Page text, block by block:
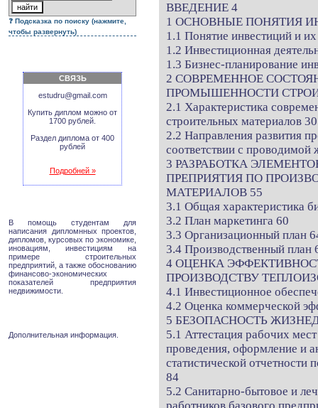
Подсказка по поиску (нажмите,
чтобы развернуть)
СВЯЗЬ
estudru@gmail.com
Купить диплом можно от
1700 рублей.
Раздел диплома от 400
рублей
Подробней »
В помощь студентам для
написания дипломнных проектов,
дипломов, курсовых по экономике,
иновациям, инвестициям на
примере строительных
предприятий, а также обоснованию
финансово-экономических
показателей предприятия
недвижимости.
Дополнительная информация.
ВВЕДЕНИЕ 4
1 ОСНОВНЫЕ ПОНЯТИЯ
1.1 Понятие инвестиций и
1.2 Инвестиционная
1.3 Бизнес-планирование
2 СОВРЕМЕННОЕ
ПРОМЫШЕННОСТИ
2.1 Характеристика
строительных материалов 30
2.2 Направления развития
соответствии с
3 РАЗРАБОТКА
ПРЕПРИЯТИЯ ПО
МАТЕРИАЛОВ 55
3.1 Общая характеристика
3.2 План маркетинга 60
3.3 Организационный план
3.4 Производственный план
4 ОЦЕНКА
ПРОИЗВОДСТВУ
4.1 Инвестиционное
4.2 Оценка коммерческой
5 БЕЗОПАСНОСТЬ
5.1 Аттестация рабочих
проведения, оформление и
статистической отчетности
84
5.2 Санитарно-бытовое и